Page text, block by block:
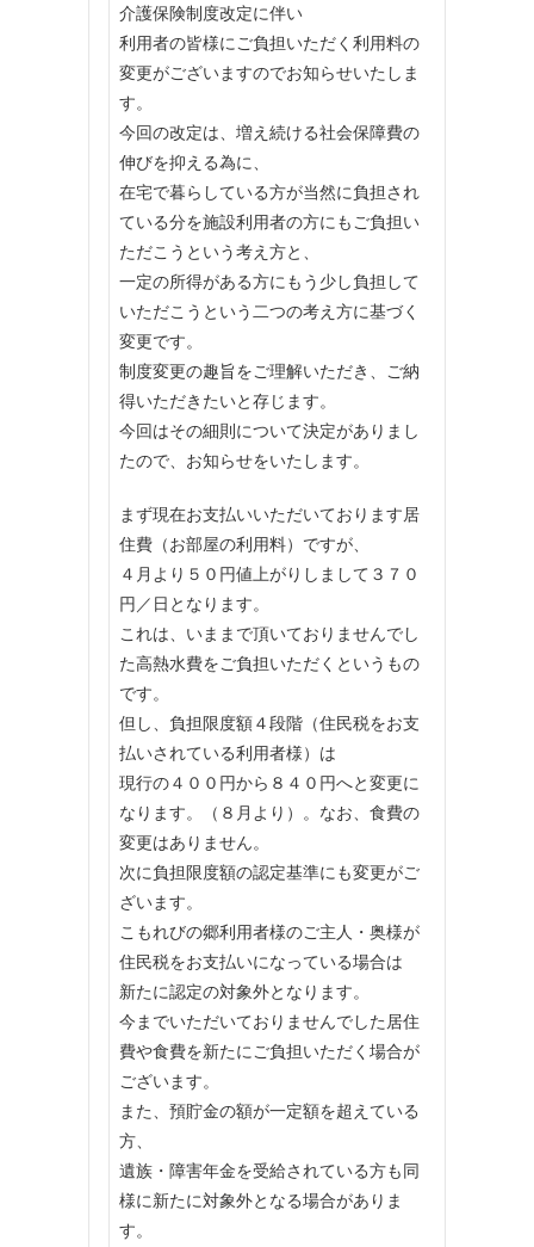
介護保険制度改定に伴い
利用者の皆様にご負担いただく利用料の
変更がございますのでお知らせいたしま
す。
今回の改定は、増え続ける社会保障費の
伸びを抑える為に、
在宅で暮らしている方が当然に負担され
ている分を施設利用者の方にもご負担い
ただこうという考え方と、
一定の所得がある方にもう少し負担して
いただこうという二つの考え方に基づく
変更です。
制度変更の趣旨をご理解いただき、ご納
得いただきたいと存じます。
今回はその細則について決定がありまし
たので、お知らせをいたします。
まず現在お支払いいただいております居
住費（お部屋の利用料）ですが、
４月より５０円値上がりしまして３７０
円／日となります。
これは、いままで頂いておりませんでし
た高熱水費をご負担いただくというもの
です。
但し、負担限度額４段階（住民税をお支
払いされている利用者様）は
現行の４００円から８４０円へと変更に
なります。（８月より）。なお、食費の
変更はありません。
次に負担限度額の認定基準にも変更がご
ざいます。
こもれびの郷利用者様のご主人・奥様が
住民税をお支払いになっている場合は
新たに認定の対象外となります。
今までいただいておりませんでした居住
費や食費を新たにご負担いただく場合が
ございます。
また、預貯金の額が一定額を超えている
方、
遺族・障害年金を受給されている方も同
様に新たに対象外となる場合がありま
す。